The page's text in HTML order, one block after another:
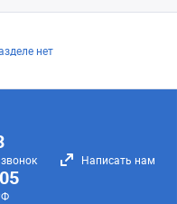
нет
Написать нам